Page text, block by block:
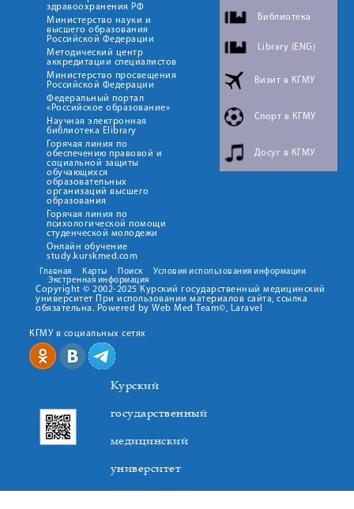
здравоохранения РФ
Министерство науки и
высшего образования
Российской Федерации
Методический центр
аккредитации специалистов
Министерство просвещения
Российской Федерации
Федеральный портал
«Российское образование»
Научная электронная
библиотека Elibrary
Горячая линия по
обеспечению правовой и
социальной защиты
обучающихся
образовательных
организаций высшего
образования
Горячая линия по
психологической помощи
студенческой молодежи
Онлайн обучение
study.kurskmed.com
Библиотека
Library (ENG)
Визит в КГМУ
Спорт в КГМУ
Досуг в КГМУ
Главная Карты Поиск
Условия использования информации
Экстренная информация
Copyright © 2002-2025 Курский государственный медицинский
университет При использовании материалов сайта, ссылка
обязательна. Powered by Web Med Team©, Laravel
КГМУ в социальных сетях
Курский
государственный
медицинский
университет